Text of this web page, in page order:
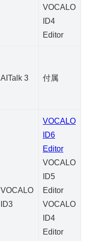
VOCALO
ID4
Editor
AITalk 3 付属
VOCALO
ID3
VOCALO
ID6
Editor
VOCALO
ID5
Editor
VOCALO
ID4
Editor